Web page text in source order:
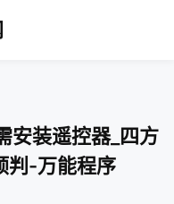
安装遥控器_四方
判-万能程序